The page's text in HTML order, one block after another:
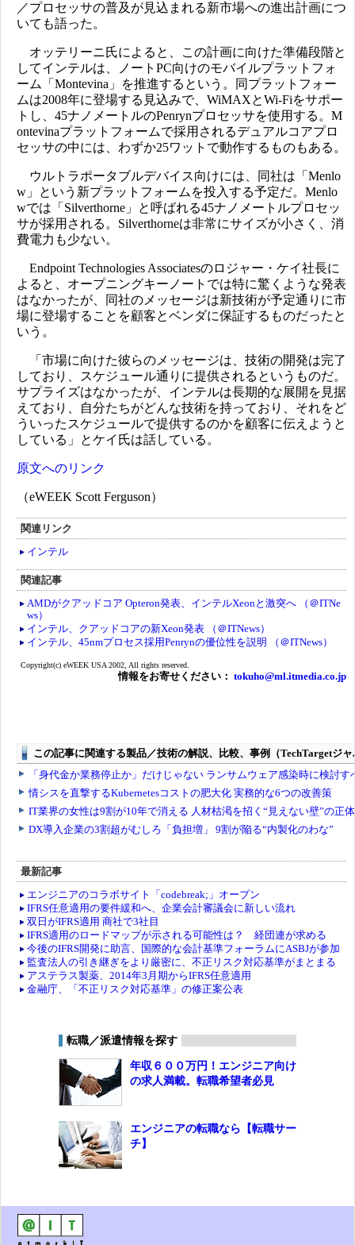
／プロセッサの普及が見込まれる新市場への進出計画につ
いても語った。
オッテリーニ氏によると、この計画に向けた準備段階と
してインテルは、ノートPC向けのモバイルプラットフォ
ーム「Montevina」を推進するという。同プラットフォー
ムは2008年に登場する見込みで、WiMAXとWi-Fiをサポー
トし、45ナノメートルのPenrynプロセッサを使用する。M
ontevinaプラットフォームで採用されるデュアルコアプロ
セッサの中には、わずか25ワットで動作するものもある。
ウルトラポータブルデバイス向けには、同社は「Menlo
w」という新プラットフォームを投入する予定だ。Menlo
wでは「Silverthorne」と呼ばれる45ナノメートルプロセッ
サが採用される。Silverthorneは非常にサイズが小さく、消
費電力も少ない。
Endpoint Technologies Associatesのロジャー・ケイ社長に
よると、オープニングキーノートでは特に驚くような発表
はなかったが、同社のメッセージは新技術が予定通りに市
場に登場することを顧客とベンダに保証するものだったと
いう。
「市場に向けた彼らのメッセージは、技術の開発は完了
しており、スケジュール通りに提供されるというものだ。
サプライズはなかったが、インテルは長期的な展開を見据
えており、自分たちがどんな技術を持っており、それをど
ういったスケジュールで提供するのかを顧客に伝えようと
している」とケイ氏は話している。
原文へのリンク
（eWEEK Scott Ferguson）
関連リンク
インテル
関連記事
AMDがクアッドコア Opteron発表、インテルXeonと激突へ （＠ITNe
ws）
インテル、クアッドコアの新Xeon発表 （＠ITNews）
インテル、45nmプロセス採用Penrynの優位性を説明 （＠ITNews）
Copyright(c) eWEEK USA 2002, All rights reserved.
情報をお寄せください： tokuho@ml.itmedia.co.jp
最新記事
エンジニアのコラボサイト「codebreak;」オープン
IFRS任意適用の要件緩和へ、企業会計審議会に新しい流れ
双日がIFRS適用 商社で3社目
IFRS適用のロードマップが示される可能性は？ 経団連が求める
今後のIFRS開発に助言、国際的な会計基準フォーラムにASBJが参加
監査法人の引き継ぎをより厳密に、不正リスク対応基準がまとまる
アステラス製薬、2014年3月期からIFRS任意適用
金融庁、「不正リスク対応基準」の修正案公表
転職／派遣情報を探す
年収６００万円！エンジニア向け
の求人満載。転職希望者必見
エンジニアの転職なら【転職サー
チ】